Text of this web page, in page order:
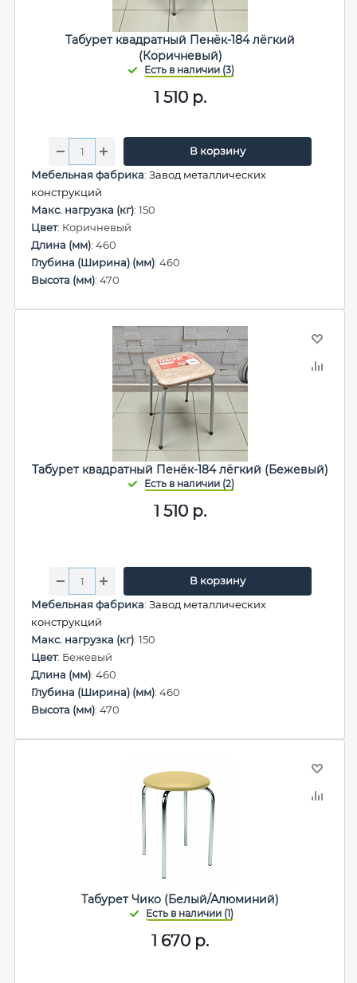
Табурет квадратный Пенёк-184 лёгкий
(Коричневый)
1 510 р.
В корзину
Мебельная фабрика: Завод металлических
конструкций
Макс. нагрузка (кг): 150
Цвет: Коричневый
Длина (мм): 460
Глубина (Ширина) (мм): 460
Высота (мм): 470
Табурет квадратный Пенёк-184 лёгкий (Бежевый)
1 510 р.
В корзину
Мебельная фабрика: Завод металлических
конструкций
Макс. нагрузка (кг): 150
Цвет: Бежевый
Длина (мм): 460
Глубина (Ширина) (мм): 460
Высота (мм): 470
Табурет Чико (Белый/Алюминий)
1 670 р.